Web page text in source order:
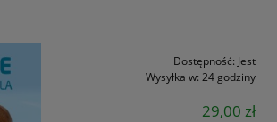
Dostępność: Jest
Wysyłka w: 24 godziny
29,00 zł